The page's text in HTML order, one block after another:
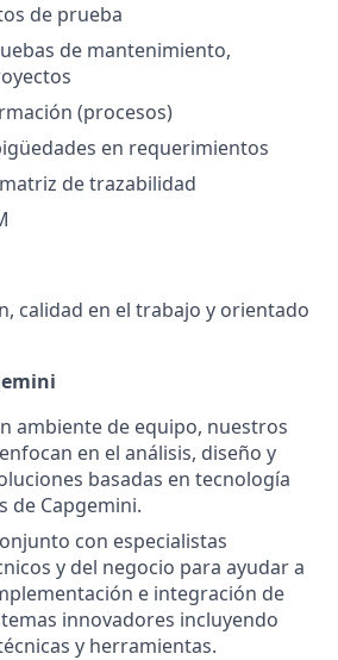
de prueba
de mantenimiento,
(procesos)
en requerimientos
de trazabilidad
calidad en el trabajo y orientado
ambiente de equipo, nuestros
en el análisis, diseño y
basadas en tecnología
de Capgemini.
con especialistas
y del negocio para ayudar a
e integración de
innovadores incluyendo
y herramientas.